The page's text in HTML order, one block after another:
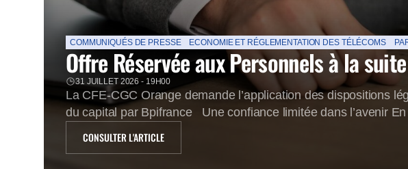
COMMUNIQUÉS DE PRESSE ECONOMIE ET RÉGLEMENTATION DES TÉLÉCOMS
Offre Réservée aux Personnels à la
31 JUILLET 2026 - 19H00
La CFE-CGC Orange demande l’application des dispositions
du capital par Bpifrance Une confiance limitée dans l’avenir
CONSULTER L'ARTICLE